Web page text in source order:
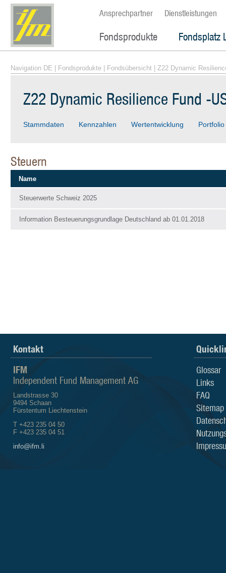
Ansprechpartner Dienstleistungen
Fondsprodukte Fondsplatz
Navigation DE Fondsprodukte Fondsübersicht | Z22 Dynamic
Z22 Dynamic Resilience Fund -
Stammdaten Kennzahlen Wertentwicklung Portfolio
Steuern
Name
Steuerwerte Schweiz 2025
Information Besteuerungsgrundlage Deutschland ab 01.01.2018
Kontakt
IFM
Independent Fund Management AG
Landstrasse 30
9494 Schaan
Fürstentum Liechtenstein
T +423 235 04 50
F +423 235 04 51
info@ifm.li
Glossar
Links
FAQ
Sitemap